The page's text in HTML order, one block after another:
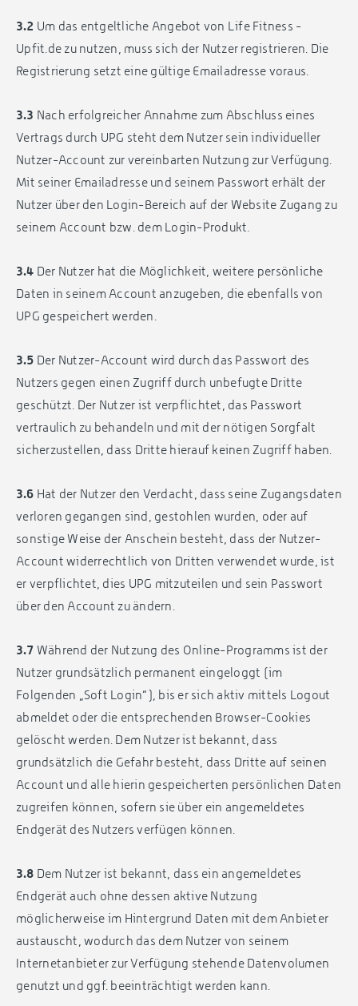
3.2 Um das entgeltliche Angebot von Life Fitness -
Upfit.de zu nutzen, muss sich der Nutzer registrieren. Die
Registrierung setzt eine gültige Emailadresse voraus.
3.3 Nach erfolgreicher Annahme zum Abschluss eines
Vertrags durch UPG steht dem Nutzer sein individueller
Nutzer-Account zur vereinbarten Nutzung zur Verfügung.
Mit seiner Emailadresse und seinem Passwort erhält der
Nutzer über den Login-Bereich auf der Website Zugang zu
seinem Account bzw. dem Login-Produkt.
3.4 Der Nutzer hat die Möglichkeit, weitere persönliche
Daten in seinem Account anzugeben, die ebenfalls von
UPG gespeichert werden.
3.5 Der Nutzer-Account wird durch das Passwort des
Nutzers gegen einen Zugriff durch unbefugte Dritte
geschützt. Der Nutzer ist verpflichtet, das Passwort
vertraulich zu behandeln und mit der nötigen Sorgfalt
sicherzustellen, dass Dritte hierauf keinen Zugriff haben.
3.6 Hat der Nutzer den Verdacht, dass seine Zugangsdaten
verloren gegangen sind, gestohlen wurden, oder auf
sonstige Weise der Anschein besteht, dass der Nutzer-
Account widerrechtlich von Dritten verwendet wurde, ist
er verpflichtet, dies UPG mitzuteilen und sein Passwort
über den Account zu ändern.
3.7 Während der Nutzung des Online-Programms ist der
Nutzer grundsätzlich permanent eingeloggt (im
Folgenden „Soft Login“), bis er sich aktiv mittels Logout
abmeldet oder die entsprechenden Browser-Cookies
gelöscht werden. Dem Nutzer ist bekannt, dass
grundsätzlich die Gefahr besteht, dass Dritte auf seinen
Account und alle hierin gespeicherten persönlichen Daten
zugreifen können, sofern sie über ein angemeldetes
Endgerät des Nutzers verfügen können.
3.8 Dem Nutzer ist bekannt, dass ein angemeldetes
Endgerät auch ohne dessen aktive Nutzung
möglicherweise im Hintergrund Daten mit dem Anbieter
austauscht, wodurch das dem Nutzer von seinem
Internetanbieter zur Verfügung stehende Datenvolumen
genutzt und ggf. beeinträchtigt werden kann.